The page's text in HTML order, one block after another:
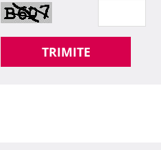
TRIMITE